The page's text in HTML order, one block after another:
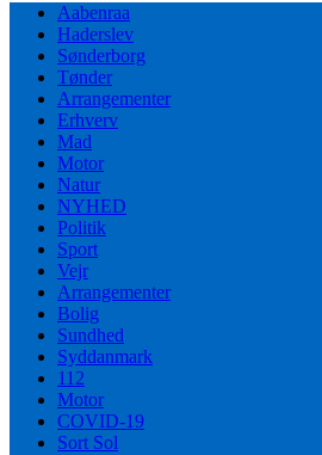
Aabenraa
Haderslev
Sønderborg
Tønder
Arrangementer
Erhverv
Mad
Motor
Natur
NYHED
Politik
Sport
Vejr
Arrangementer
Bolig
Sundhed
Syddanmark
112
Motor
COVID-19
Sort Sol